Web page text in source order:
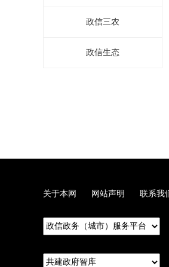
政信三农
政信生态
关于本网 网站声明 联系我